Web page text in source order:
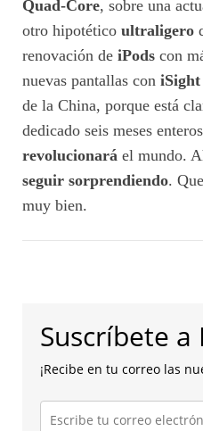
Quad-Core, sobre una
otro hipotético ultraligero
renovación de iPods con
nuevas pantallas con iSight
de la China, porque está
dedicado seis meses
revolucionará el mundo.
seguir sorprendiendo.
muy bien.
Suscríbete a
¡Recibe en tu correo las
Escribe
tu